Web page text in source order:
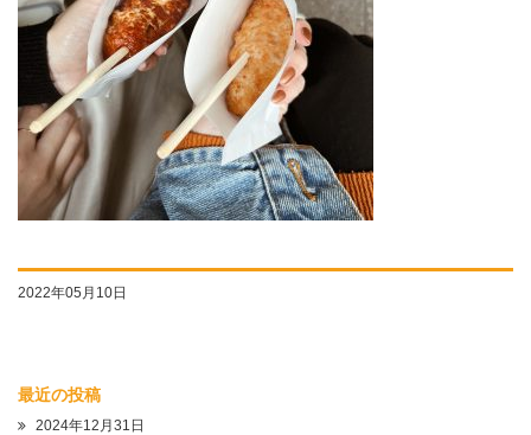
2022年05月10日
最近の投稿
2024年12月31日